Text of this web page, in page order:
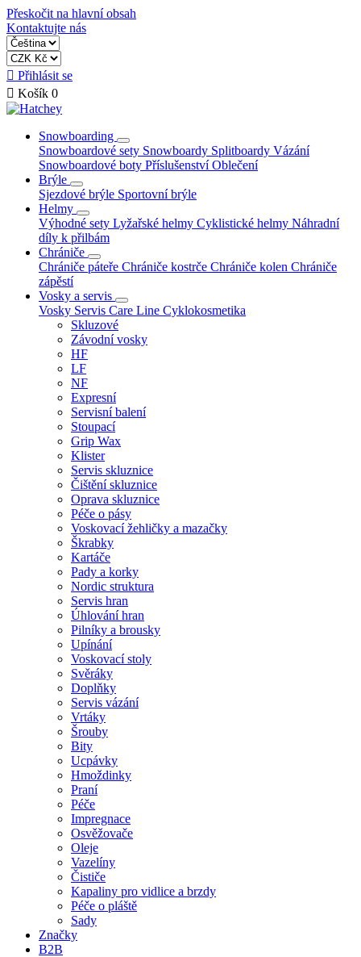
Přeskočit na hlavní obsah
Kontaktujte nás
 Přihlásit se
 Košík 0
Snowboarding
Snowboardové sety Snowboardy Splitboardy Vázání
Snowboardové boty PříslušenstvíOblečení
Brýle
Sjezdové brýle Sportovní brýle
Helmy
Výhodné sety Lyžařské helmy Cyklistické helmy Náhradní
díly k přilbám
Chrániče
Chrániče páteře Chrániče kostrče Chrániče kolen Chrániče
zápěstí
Vosky a servis
Vosky Servis Care Line Cyklokosmetika
Skluzové
Závodní vosky
HF
LF
NF
Expresní
Servisní balení
Stoupací
Grip Wax
Klister
Servis skluznice
Čištění skluznice
Oprava skluznice
Péče o pásy
Voskovací žehličky a mazačky
Škrabky
Kartáče
Pady a korky
Nordic struktura
Servis hran
Úhlování hran
Pilníky a brousky
Upínání
Voskovací stoly
Svěráky
Doplňky
Servis vázání
Vrtáky
Šrouby
Bity
Ucpávky
Hmoždinky
Praní
Péče
Impregnace
Osvěžovače
Oleje
Vazelíny
Čističe
Kapaliny pro vidlice a brzdy
Péče o pláště
Sady
Značky
B2B